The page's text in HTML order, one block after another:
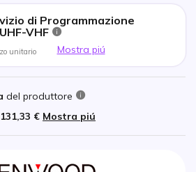
di Programmazione
VHF
unitario Mostra piú
del produttore
131,33 € Mostra piú